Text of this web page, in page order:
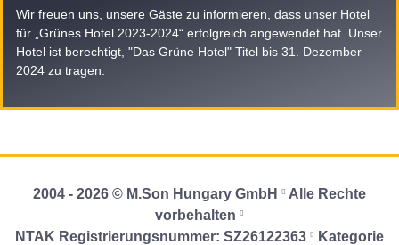
Wir freuen uns, unsere Gäste zu informieren, dass unser Hotel
für „Grünes Hotel 2023-2024“ erfolgreich angewendet hat. Unser
Hotel ist berechtigt, "Das Grüne Hotel" Titel bis 31. Dezember
2024 zu tragen.
2004 - 2026 © M.Son Hungary GmbH
Alle Rechte
vorbehalten
NTAK Registrierungsnummer: SZ26122363
Kategorie